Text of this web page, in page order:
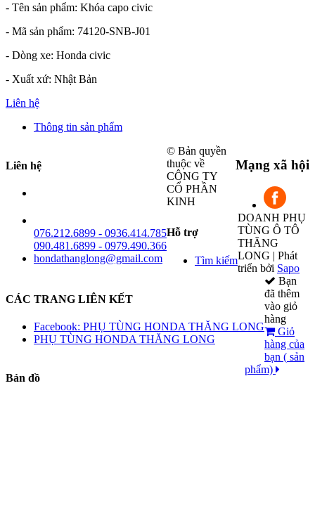
- Tên sản phẩm: Khóa capo civic
- Mã sản phẩm: 74120-SNB-J01
- Dòng xe: Honda civic
- Xuất xứ: Nhật Bản
Liên hệ
Thông tin sản phẩm
Mạng xã hội
Liên hệ
076.212.6899 - 0936.414.785
090.481.6899 - 0979.490.366
hondathanglong@gmail.com
Hỗ trợ
Tìm kiếm
CÁC TRANG LIÊN KẾT
Facebook: PHỤ TÙNG HONDA THĂNG LONG
PHỤ TÙNG HONDA THĂNG LONG
Bản đồ
© Bản quyền
thuộc về
CÔNG TY
CỔ PHẦN
KINH
DOANH PHỤ
TÙNG Ô TÔ
THĂNG
LONG | Phát
triển bởi Sapo
Bạn
đã thêm
vào giỏ
hàng
Giỏ
hàng của
bạn ( sản
phẩm)